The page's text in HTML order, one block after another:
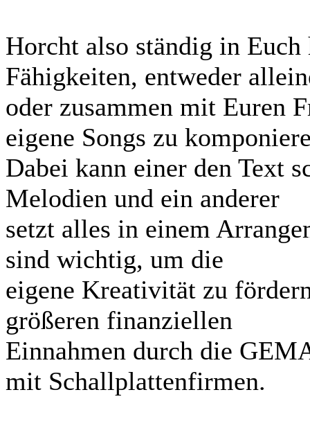
Horcht also ständig in
Fähigkeiten, entweder
oder zusammen mit Euren
eigene Songs zu
Dabei kann einer den Text
Melodien und ein anderer
setzt alles in einem
sind wichtig, um die
eigene Kreativität zu
größeren finanziellen
Einnahmen durch die
mit Schallplattenfirmen.